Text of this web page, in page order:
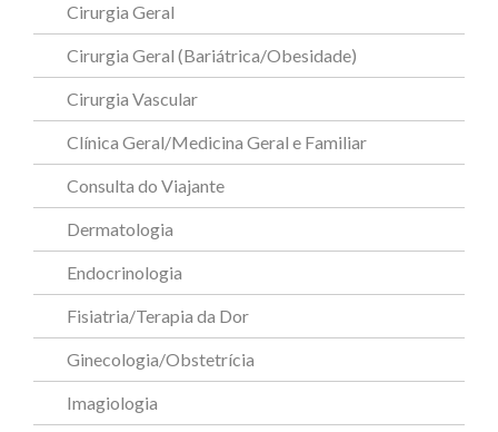
Cirurgia Geral
Cirurgia Geral (Bariátrica/Obesidade)
Cirurgia Vascular
Clínica Geral/Medicina Geral e Familiar
Consulta do Viajante
Dermatologia
Endocrinologia
Fisiatria/Terapia da Dor
Ginecologia/Obstetrícia
Imagiologia